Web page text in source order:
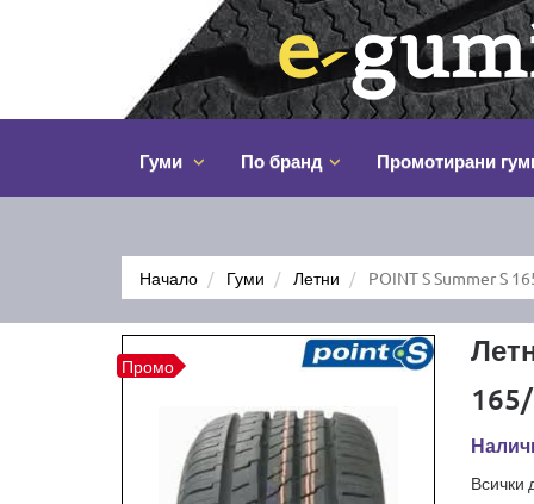
Гуми По бранд Промотирани
Начало Гуми Летни POINT S Summer S
Промо
Всички